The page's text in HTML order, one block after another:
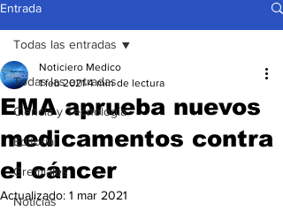
Entrada
Todas las entradas
Ciencia y Tecnología
Editorial
Gremiales
Noticias
Todas las entradas
EMA aprueba nuevos
medicamentos contra
el cáncer
Noticiero Medico
1 feb 2021 4 min de lectura
Actualizado: 1 mar 2021